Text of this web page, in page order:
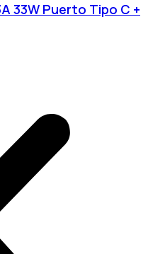
33W Puerto Tipo C +